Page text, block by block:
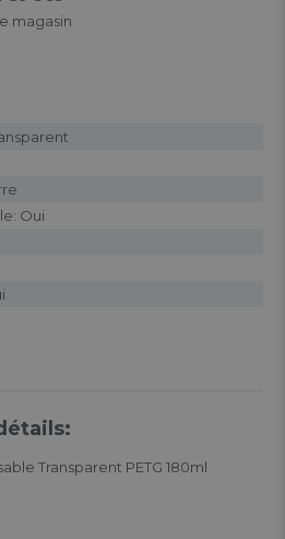
magasin
Oui
Transparent PETG 180ml